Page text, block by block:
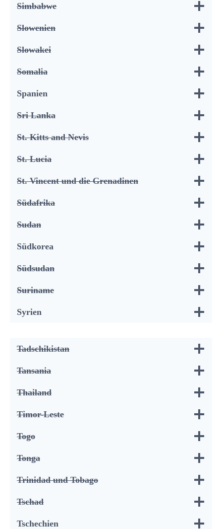
Simbabwe
Slowenien
Slowakei
Somalia
Spanien
Sri Lanka
St. Kitts and Nevis
St. Lucia
St. Vincent und die Grenadinen
Südafrika
Sudan
Südkorea
Südsudan
Suriname
Syrien
Tadschikistan
Tansania
Thailand
Timor-Leste
Togo
Tonga
Trinidad und Tobago
Tschad
Tschechien